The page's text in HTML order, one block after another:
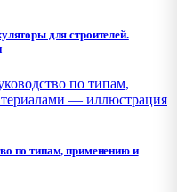
для строителей.
по типам, применению и